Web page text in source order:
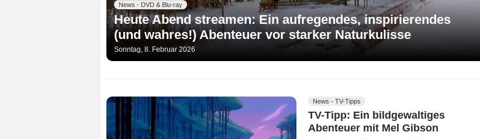
News - DVD & Blu-ray
Heute Abend streamen: Ein aufregendes, inspirierendes
(und wahres!) Abenteuer vor starker Naturkulisse
Sonntag, 8. Februar 2026
News - TV-Tipps
TV-Tipp: Ein bildgewaltiges
Abenteuer mit Mel Gibson